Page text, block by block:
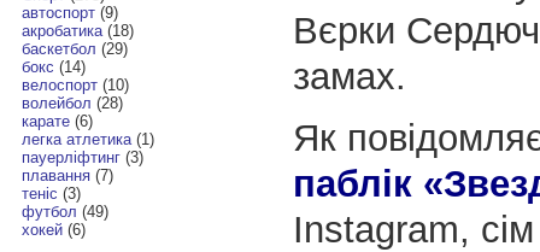
автоспорт(9)
акробатика(18)
баскетбол (29)
бокс (14)
велоспорт(10)
волейбол (28)
карате(6)
легка атлетика(1)
пауерліфтинг(3)
плавання(7)
теніс (3)
футбол (49)
хокей(6)
Вєрки
замах.
Як
паблік
Instagram,